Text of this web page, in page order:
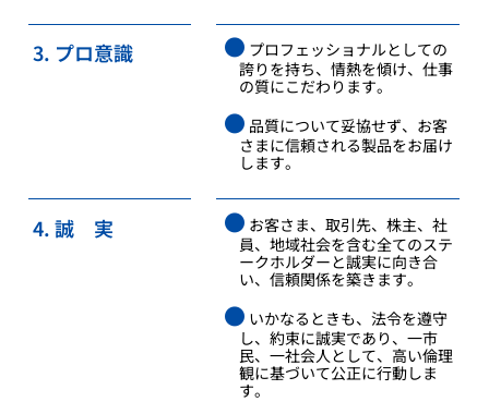
3. プロ意識 ● プロフェッショナルとしての
誇りを持ち、情熱を傾け、仕事
の質にこだわります。
● 品質について妥協せず、お客
さまに信頼される製品をお届け
します。
4. 誠 実 ● お客さま、取引先、株主、社
員、地域社会を含む全てのステ
ークホルダーと誠実に向き合
い、信頼関係を築きます。
● いかなるときも、法令を遵守
し、約束に誠実であり、一市
民、一社会人として、高い倫理
観に基づいて公正に行動しま
す。